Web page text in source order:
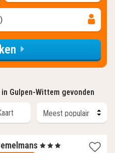
Gulpen-Wittem gevonden
1
, 3 Sterren